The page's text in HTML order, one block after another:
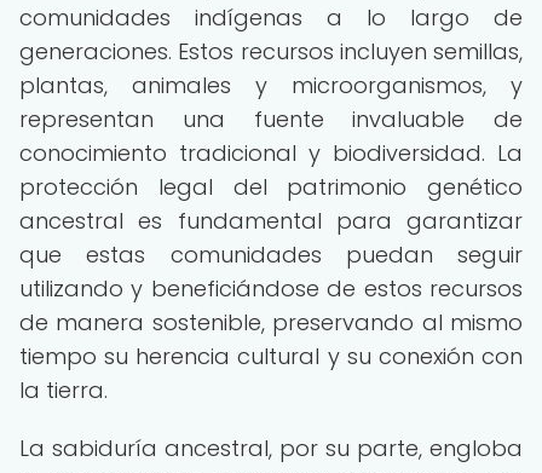
comunidades indígenas a lo largo de
generaciones. Estos recursos incluyen semillas,
plantas, animales y microorganismos, y
representan una fuente invaluable de
conocimiento tradicional y biodiversidad. La
protección legal del patrimonio genético
ancestral es fundamental para garantizar
que estas comunidades puedan seguir
utilizando y beneficiándose de estos recursos
de manera sostenible, preservando al mismo
tiempo su herencia cultural y su conexión con
la tierra.
La sabiduría ancestral, por su parte, engloba